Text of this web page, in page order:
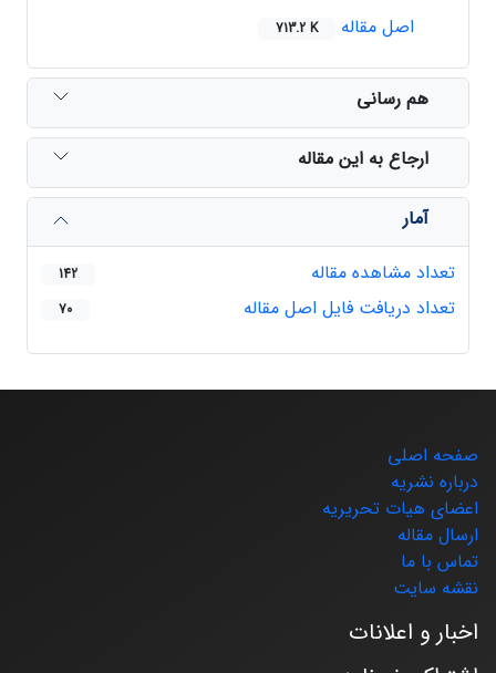
اصل مقاله
713.2 K
هم رسانی
ارجاع به این مقاله
آمار
تعداد مشاهده مقاله
142
تعداد دریافت فایل اصل مقاله 70
صفحه اصلی
درباره نشریه
اعضای هیات تحریریه
ارسال مقاله
تماس با ما
نقشه سایت
اخبار و اعلانات